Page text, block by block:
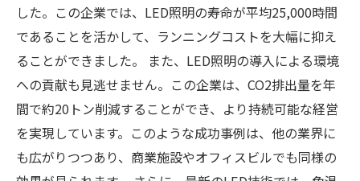
した。この企業では、LED照明の寿命が平均25,000時間
であることを活かして、ランニングコストを大幅に抑え
ることができました。 また、LED照明の導入による環境
への貢献も見逃せません。この企業は、CO2排出量を年
間で約20トン削減することができ、より持続可能な経営
を実現しています。このような成功事例は、他の業界に
も広がりつつあり、商業施設やオフィスビルでも同様の